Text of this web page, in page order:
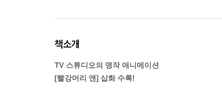
책소개
TV 스튜디오의 명작 애니메이션
[빨강머리 앤] 삽화 수록!